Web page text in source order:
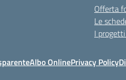
Offerta
Le
I
Albo OnlinePrivacy Policy